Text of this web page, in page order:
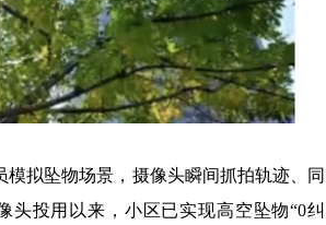
拟坠物场景，摄像头瞬间抓拍轨迹、同
投用以来，小区已实现高空坠物“0纠